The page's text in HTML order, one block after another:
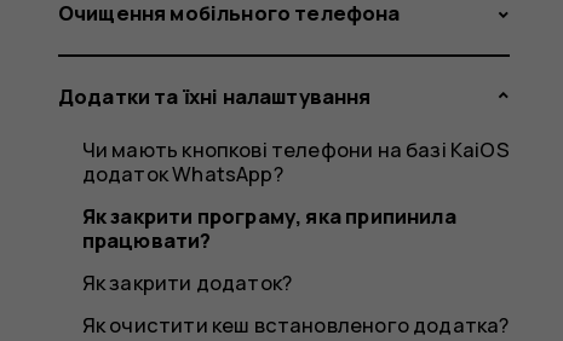
Очищення мобільного телефона
Додатки та їхні налаштування
Чи мають кнопкові телефони на базі KaiOS
додаток WhatsApp?
Як закрити програму, яка припинила
працювати?
Як закрити додаток?
Як очистити кеш встановленого додатка?